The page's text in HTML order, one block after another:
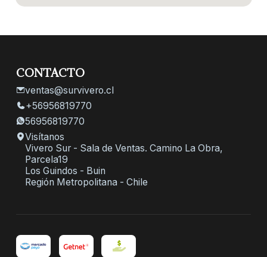
CONTACTO
ventas@survivero.cl
+56956819770
56956819770
Visítanos
Vivero Sur - Sala de Ventas. Camino La Obra,
Parcela19
Los Guindos - Buin
Región Metropolitana - Chile